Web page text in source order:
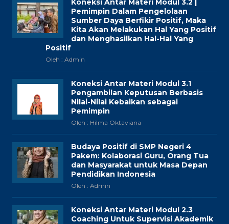
Koneksi Antar Materi Modul 3.2 |
Pemimpin Dalam Pengelolaan
Sumber Daya Berfikir Positif, Maka
Kita Akan Melakukan Hal Yang Positif
dan Menghasilkan Hal-Hal Yang
Positif
Oleh : Admin
Koneksi Antar Materi Modul 3.1
Pengambilan Keputusan Berbasis
Nilai-Nilai Kebaikan sebagai
Pemimpin
Oleh : Hilma Oktaviana
Budaya Positif di SMP Negeri 4
Pakem: Kolaborasi Guru, Orang Tua
dan Masyarakat untuk Masa Depan
Pendidikan Indonesia
Oleh : Admin
Koneksi Antar Materi Modul 2.3
Coaching Untuk Supervisi Akademik